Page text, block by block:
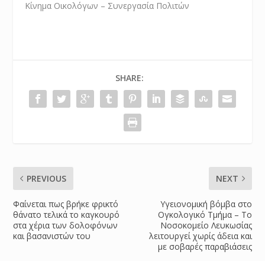
Κίνημα Οικολόγων – Συνεργασία Πολιτών
SHARE:
PREVIOUS
Φαίνεται πως βρήκε φρικτό
θάνατο τελικά το καγκουρό
στα χέρια των δολοφόνων
και βασανιστών του
NEXT
Υγειονομική βόμβα στο
Ογκολογικό Τμήμα – Το
Νοσοκομείο Λευκωσίας
λειτουργεί χωρίς άδεια και
με σοβαρές παραβιάσεις